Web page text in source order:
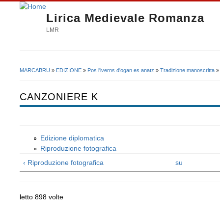
Lirica Medievale Romanza
LMR
MARCABRU » EDIZIONE » Pos l'iverns d'ogan es anatz » Tradizione manoscritta »
CANZONIERE K
Edizione diplomatica
Riproduzione fotografica
‹ Riproduzione fotografica
su
letto 898 volte